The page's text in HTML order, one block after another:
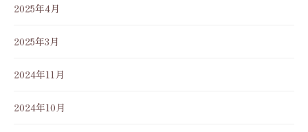
2025年4月
2025年3月
2024年11月
2024年10月